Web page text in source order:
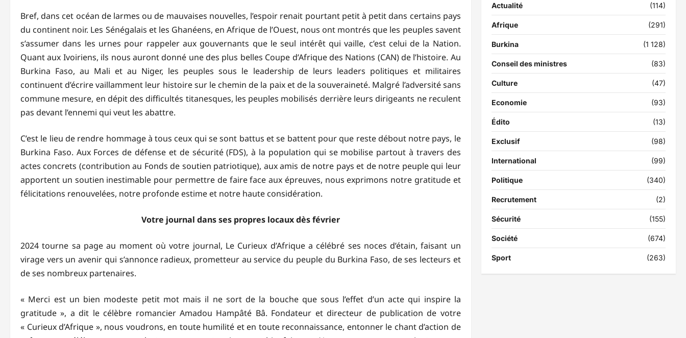
Bref, dans cet océan de larmes ou de mauvaises nouvelles, l’espoir renait pourtant petit à petit dans certains pays
du continent noir. Les Sénégalais et les Ghanéens, en Afrique de l’Ouest, nous ont montrés que les peuples savent
s’assumer dans les urnes pour rappeler aux gouvernants que le seul intérêt qui vaille, c’est celui de la Nation.
Quant aux Ivoiriens, ils nous auront donné une des plus belles Coupe d’Afrique des Nations (CAN) de l’histoire. Au
Burkina Faso, au Mali et au Niger, les peuples sous le leadership de leurs leaders politiques et militaires
continuent d’écrire vaillamment leur histoire sur le chemin de la paix et de la souveraineté. Malgré l’adversité sans
commune mesure, en dépit des difficultés titanesques, les peuples mobilisés derrière leurs dirigeants ne reculent
pas devant l’ennemi qui veut les abattre.
C’est le lieu de rendre hommage à tous ceux qui se sont battus et se battent pour que reste débout notre pays, le
Burkina Faso. Aux Forces de défense et de sécurité (FDS), à la population qui se mobilise partout à travers des
actes concrets (contribution au Fonds de soutien patriotique), aux amis de notre pays et de notre peuple qui leur
apportent un soutien inestimable pour permettre de faire face aux épreuves, nous exprimons notre gratitude et
félicitations renouvelées, notre profonde estime et notre haute considération.
Votre journal dans ses propres locaux dès février
2024 tourne sa page au moment où votre journal, Le Curieux d’Afrique a célébré ses noces d’étain, faisant un
virage vers un avenir qui s’annonce radieux, prometteur au service du peuple du Burkina Faso, de ses lecteurs et
de ses nombreux partenaires.
« Merci est un bien modeste petit mot mais il ne sort de la bouche que sous l’effet d’un acte qui inspire la
gratitude », a dit le célèbre romancier Amadou Hampâté Bâ. Fondateur et directeur de publication de votre
« Curieux d’Afrique », nous voudrons, en toute humilité et en toute reconnaissance, entonner le chant d’action de
Actualité (114)
Afrique (291)
Burkina (1 128)
Conseil des ministres (83)
Culture (47)
Economie (93)
Édito (13)
Exclusif (98)
International (99)
Politique (340)
Recrutement (2)
Sécurité (155)
Société (674)
Sport (263)